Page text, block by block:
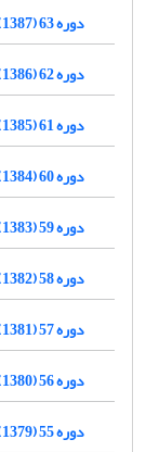
دوره 63 (1387)
دوره 62 (1386)
دوره 61 (1385)
دوره 60 (1384)
دوره 59 (1383)
دوره 58 (1382)
دوره 57 (1381)
دوره 56 (1380)
دوره 55 (1379)